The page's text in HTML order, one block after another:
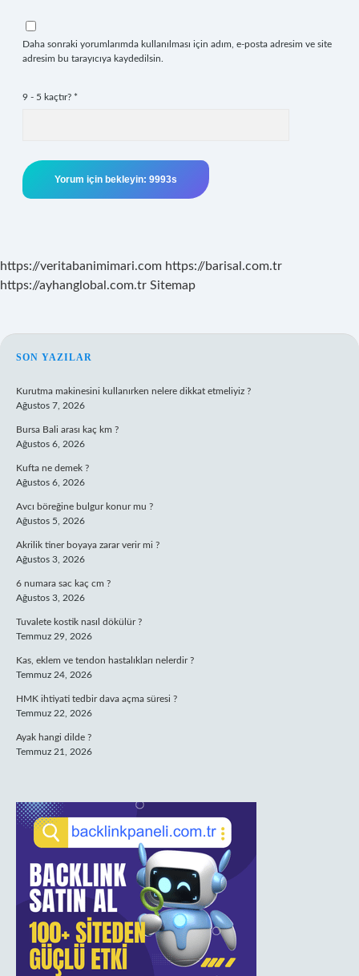
Daha sonraki yorumlarımda kullanılması için adım, e-posta adresim ve site
adresim bu tarayıcıya kaydedilsin.
9 - 5 kaçtır? *
https://veritabanimimari.com https://barisal.com.tr
https://ayhanglobal.com.tr Sitemap
SIDEBAR
SON YAZILAR
Kurutma makinesini kullanırken nelere dikkat etmeliyiz ?
Ağustos 7, 2026
Bursa Bali arası kaç km ?
Ağustos 6, 2026
Kufta ne demek ?
Ağustos 6, 2026
Avcı böreğine bulgur konur mu ?
Ağustos 5, 2026
Akrilik tiner boyaya zarar verir mi ?
Ağustos 3, 2026
6 numara sac kaç cm ?
Ağustos 3, 2026
Tuvalete kostik nasıl dökülür ?
Temmuz 29, 2026
Kas, eklem ve tendon hastalıkları nelerdir ?
Temmuz 24, 2026
HMK ihtiyati tedbir dava açma süresi ?
Temmuz 22, 2026
Ayak hangi dilde ?
Temmuz 21, 2026